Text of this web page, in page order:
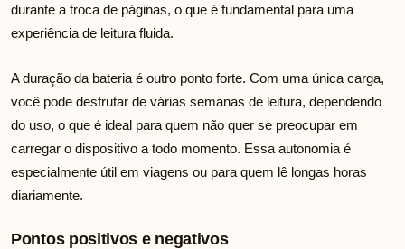
durante a troca de páginas, o que é fundamental para uma
experiência de leitura fluida.
A duração da bateria é outro ponto forte. Com uma única carga,
você pode desfrutar de várias semanas de leitura, dependendo
do uso, o que é ideal para quem não quer se preocupar em
carregar o dispositivo a todo momento. Essa autonomia é
especialmente útil em viagens ou para quem lê longas horas
diariamente.
Pontos positivos e negativos